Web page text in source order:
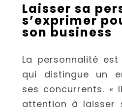
Laisser sa
s’exprimer
son business
La personnalité
qui distingue un
ses concurrents. «
attention à laisser